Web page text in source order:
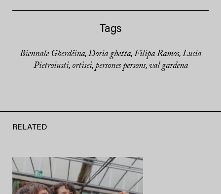
Tags
Biennale Gherdëina, Doria ghetta, Filipa Ramos, Lucia
Pietroiusti, ortisei, persones persons, val gardena
RELATED